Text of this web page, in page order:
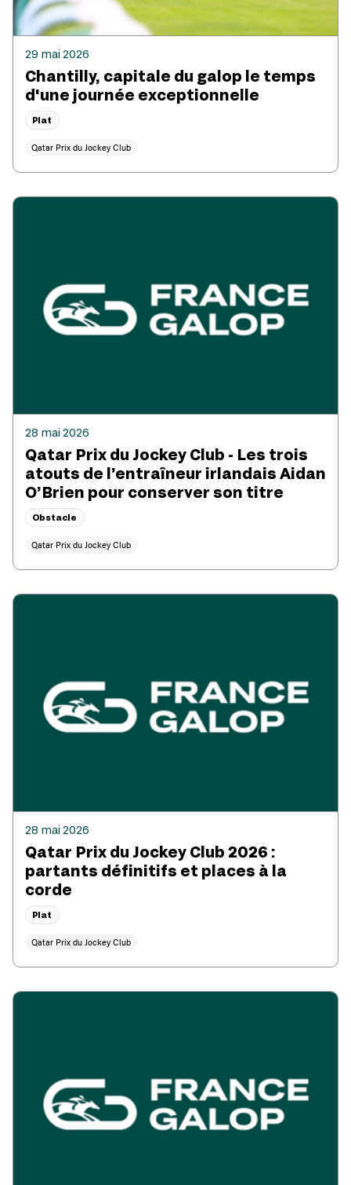
29 mai 2026
Chantilly, capitale du galop le temps
d'une journée exceptionnelle
Plat
Qatar Prix du Jockey Club
28 mai 2026
Qatar Prix du Jockey Club - Les trois
atouts de l’entraîneur irlandais Aidan
O’Brien pour conserver son titre
Obstacle
Qatar Prix du Jockey Club
28 mai 2026
Qatar Prix du Jockey Club 2026 :
partants définitifs et places à la
corde
Plat
Qatar Prix du Jockey Club